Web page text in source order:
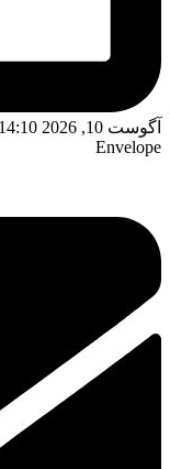
آگوست 10, 2026 14:10
Envelope